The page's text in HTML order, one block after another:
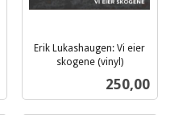
Erik Lukashaugen: Vi eier
skogene (vinyl)
Pris
250,00